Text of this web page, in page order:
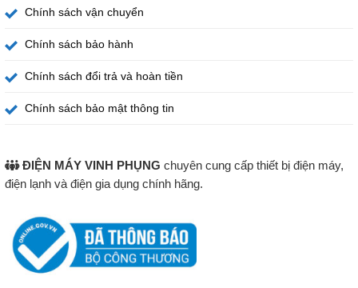
Chính sách vận chuyển
Chính sách bảo hành
Chính sách đổi trả và hoàn tiền
Chính sách bảo mật thông tin
ĐIỆN MÁY VINH PHỤNG chuyên cung cấp thiết bị điện máy,
điện lạnh và điện gia dụng chính hãng.